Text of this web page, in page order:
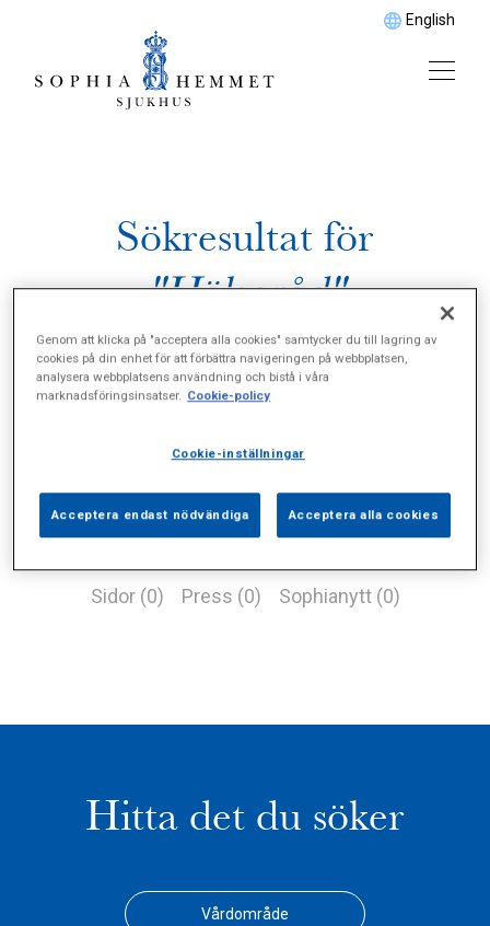
English
Sökresultat för
"Hälsoråd"
Sidor (0) Press (0) Sophianytt (0)
Hitta det du söker
Vårdområde
Genom att klicka på "acceptera alla cookies" samtycker du till lagring av
cookies på din enhet för att förbättra navigeringen på webbplatsen,
analysera webbplatsens användning och bistå i våra
marknadsföringsinsatser. Cookie-policy
Cookie-inställningar
Acceptera endast nödvändiga Acceptera alla cookies